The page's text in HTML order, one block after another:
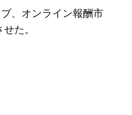
、オンライン報酬市
た。